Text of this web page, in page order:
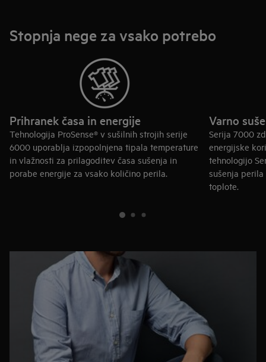
Stopnja nege za vsako potrebo
Prihranek časa in energije
Tehnologija ProSense® v sušilnih strojih serije
6000 uporablja izpopolnjena tipala temperature
in vlažnosti za prilagoditev časa sušenja in
porabe energije za vsako količino perila.
Varno
Serija 7000
energijske
tehnologijo
sušenja
toplote.